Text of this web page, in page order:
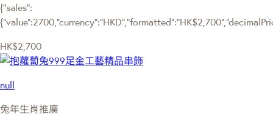
{"sales":
HK$2,700
null
兔年生肖推廣